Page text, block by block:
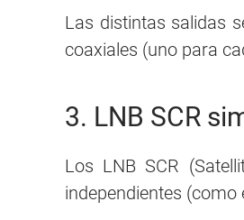
Las distintas salidas
coaxiales (uno para
3. LNB SCR
Los LNB SCR
independientes (como